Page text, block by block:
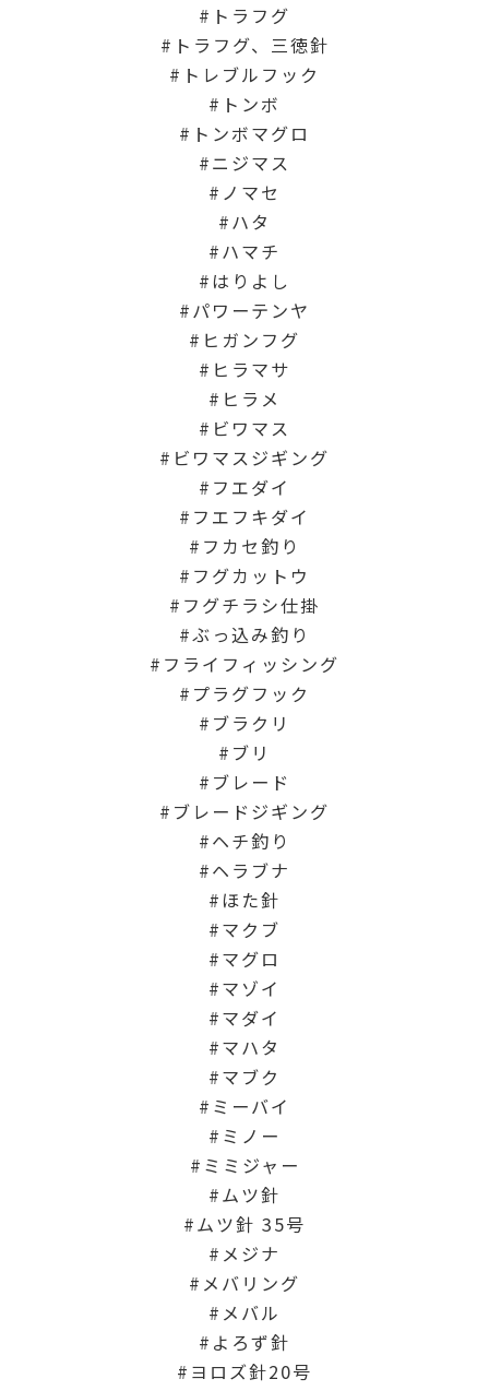
トラフグ
トラフグ、三徳針
トレブルフック
トンボ
トンボマグロ
ニジマス
ノマセ
ハタ
ハマチ
はりよし
パワーテンヤ
ヒガンフグ
ヒラマサ
ヒラメ
ビワマス
ビワマスジギング
フエダイ
フエフキダイ
フカセ釣り
フグカットウ
フグチラシ仕掛
ぶっ込み釣り
フライフィッシング
プラグフック
ブラクリ
ブリ
ブレード
ブレードジギング
ヘチ釣り
ヘラブナ
ほた針
マクブ
マグロ
マゾイ
マダイ
マハタ
マブク
ミーバイ
ミノー
ミミジャー
ムツ針
ムツ針 35号
メジナ
メバリング
メバル
よろず針
ヨロズ針20号